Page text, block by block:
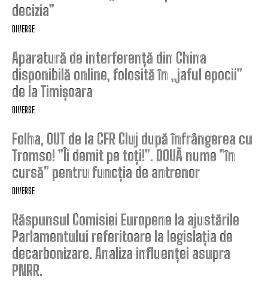
decizia”
DIVERSE
Aparatură de interferență din China
disponibilă online, folosită în „jaful epocii”
de la Timișoara
DIVERSE
Folha, OUT de la CFR Cluj după înfrângerea cu
Tromso! ”Îi demit pe toți!”. DOUĂ nume ”în
cursă” pentru funcția de antrenor
DIVERSE
Răspunsul Comisiei Europene la ajustările
Parlamentului referitoare la legislația de
decarbonizare. Analiza influenței asupra
PNRR.